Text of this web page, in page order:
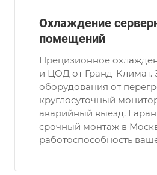
Охлаждение
помещений
Прецизионное
и ЦОД от Гранд-Климат.
оборудования от
круглосуточный
аварийный выезд.
срочный монтаж в
работоспособность